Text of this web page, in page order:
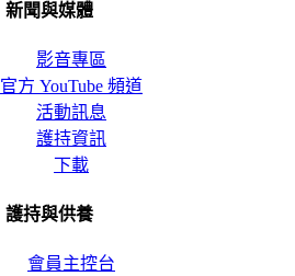
新聞與媒體
影音專區
官方 YouTube 頻道
活動訊息
護持資訊
下載
護持與供養
會員主控台